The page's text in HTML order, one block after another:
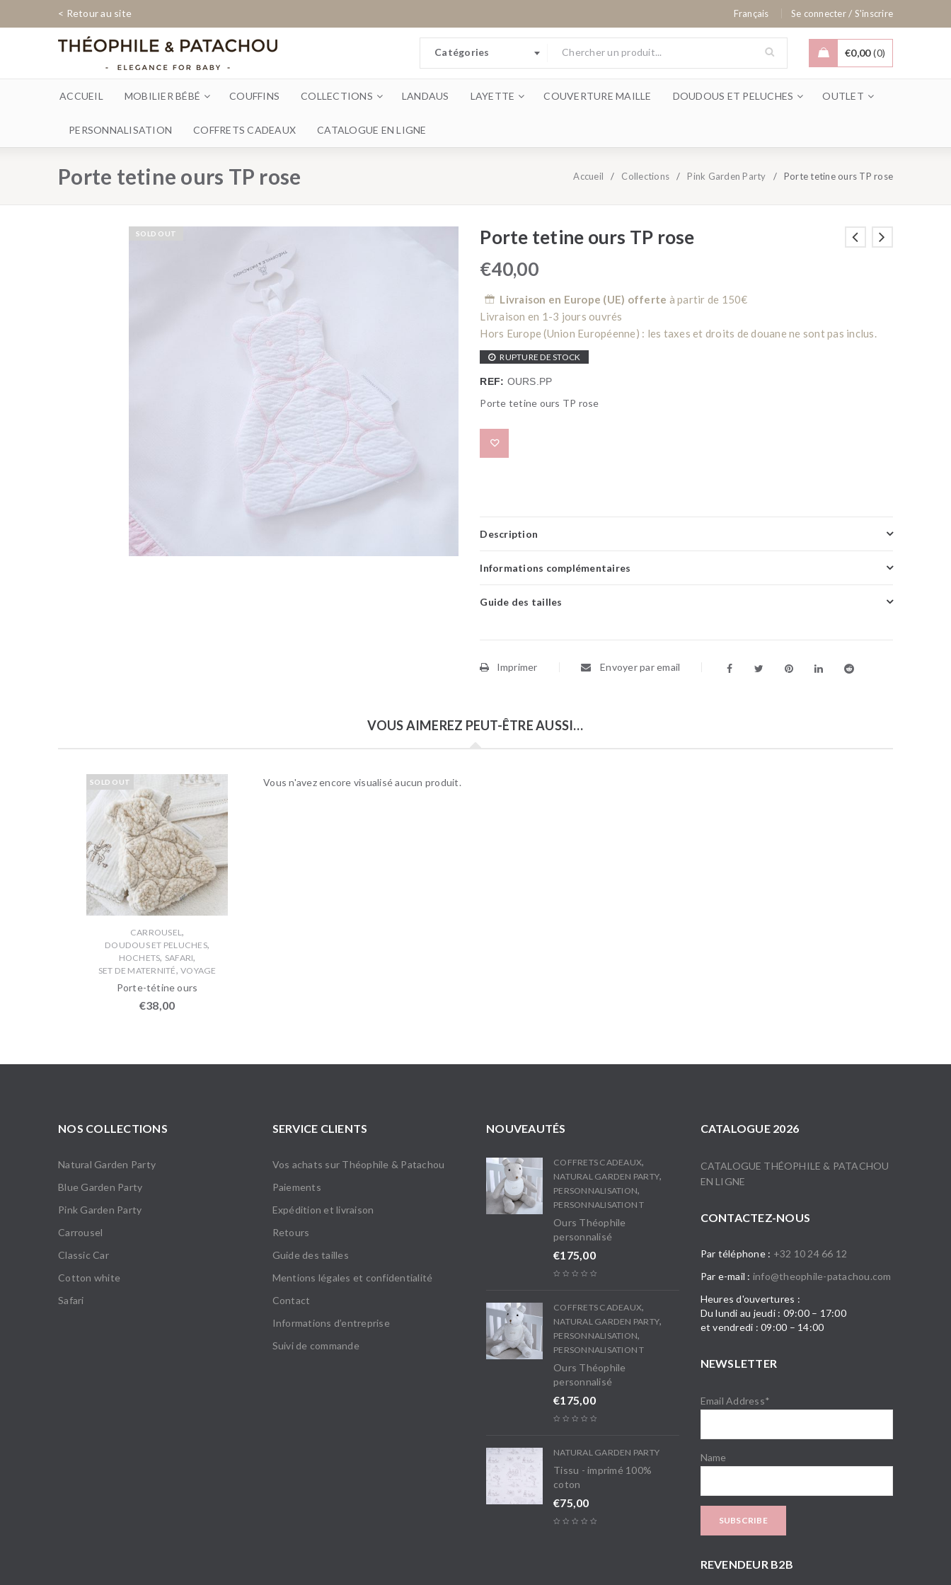
< Retour au site Français Se connecter/ S'inscrire
Catégories €0,00 0
ACCUEIL MOBILIER BÉBÉ COUFFINS COLLECTIONS LANDAUS LAYETTE COUVERTURE MAILLE DOUDOUS ET PELUCHES OUTLET
PERSONNALISATION COFFRETS CADEAUX CATALOGUE EN LIGNE
Porte tetine ours TP rose Accueil / Collections / Pink Garden Party / Porte tetine ours TP rose
SOLD OUT
Porte tetine ours TP rose
€40,00
Livraison en Europe (UE) offerte à partir de 150€
Livraison en 1-3 jours ouvrés
Hors Europe (Union Européenne) : les taxes et droits de douane ne sont pas inclus.
RUPTURE DE STOCK
REF: OURS.PP
Porte tetine ours TP rose
Description
Informations complémentaires
Guide des tailles
Imprimer Envoyer par email
VOUS AIMEREZ PEUT-ÊTRE AUSSI…
SOLD OUT
CARROUSEL,
DOUDOUS ET PELUCHES,
HOCHETS, SAFARI,
SET DE MATERNITÉ, VOYAGE
Porte-tétine ours
€38,00
Vous n'avez encore visualisé aucun produit.
NOS COLLECTIONS
Natural Garden Party
Blue Garden Party
Pink Garden Party
Carrousel
Classic Car
Cotton white
Safari
SERVICE CLIENTS
Vos achats sur Théophile & Patachou
Paiements
Expédition et livraison
Retours
Guide des tailles
Mentions légales et confidentialité
Contact
Informations d’entreprise
Suivi de commande
NOUVEAUTÉS
COFFRETS CADEAUX,
NATURAL GARDEN PARTY,
PERSONNALISATION,
PERSONNALISATION T
Ours Théophile
personnalisé
€175,00
COFFRETS CADEAUX,
NATURAL GARDEN PARTY,
PERSONNALISATION,
PERSONNALISATION T
Ours Théophile
personnalisé
€175,00
NATURAL GARDEN PARTY
Tissu - imprimé 100%
coton
€75,00
CATALOGUE 2026
CATALOGUE THÉOPHILE & PATACHOU
EN LIGNE
CONTACTEZ-NOUS
Par téléphone : +32 10 24 66 12
Par e-mail : info@theophile-patachou.com
Heures d'ouvertures :
Du lundi au jeudi : 09:00 – 17:00
et vendredi : 09:00 – 14:00
NEWSLETTER
Email Address*
Name
REVENDEUR B2B